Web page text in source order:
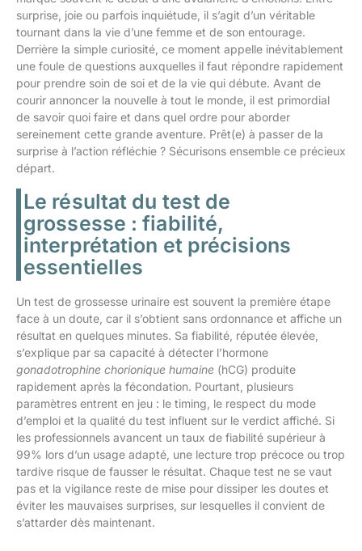
surprise, joie ou parfois inquiétude, il s’agit d’un véritable
tournant dans la vie d’une femme et de son entourage.
Derrière la simple curiosité, ce moment appelle inévitablement
une foule de questions auxquelles il faut répondre rapidement
pour prendre soin de soi et de la vie qui débute. Avant de
courir annoncer la nouvelle à tout le monde, il est primordial
de savoir quoi faire et dans quel ordre pour aborder
sereinement cette grande aventure. Prêt(e) à passer de la
surprise à l’action réfléchie ? Sécurisons ensemble ce précieux
départ.
Le résultat du test de
grossesse : fiabilité,
interprétation et précisions
essentielles
Un test de grossesse urinaire est souvent la première étape
face à un doute, car il s’obtient sans ordonnance et affiche un
résultat en quelques minutes. Sa fiabilité, réputée élevée,
s’explique par sa capacité à détecter l’hormone
gonadotrophine chorionique humaine (hCG) produite
rapidement après la fécondation. Pourtant, plusieurs
paramètres entrent en jeu : le timing, le respect du mode
d’emploi et la qualité du test influent sur le verdict affiché. Si
les professionnels avancent un taux de fiabilité supérieur à
99% lors d’un usage adapté, une lecture trop précoce ou trop
tardive risque de fausser le résultat. Chaque test ne se vaut
pas et la vigilance reste de mise pour dissiper les doutes et
éviter les mauvaises surprises, sur lesquelles il convient de
s’attarder dès maintenant.